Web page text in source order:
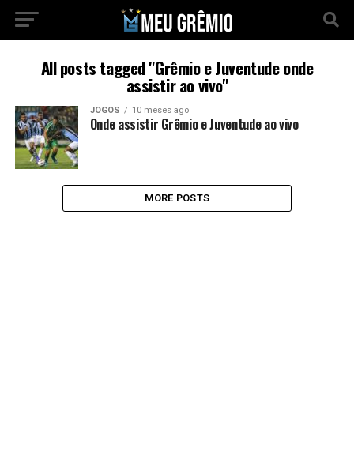
All posts tagged "Grêmio e Juventude onde
assistir ao vivo"
JOGOS 10 meses ago
Onde assistir Grêmio e Juventude ao vivo
MORE POSTS